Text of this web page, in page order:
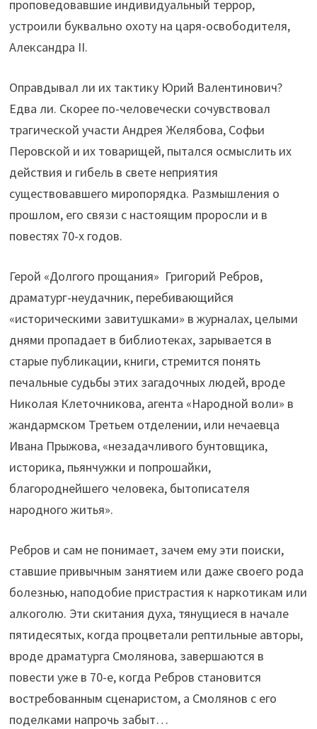
проповедовавшие индивидуальный террор,
устроили буквально охоту на царя-освободителя,
Александра II.
Оправдывал ли их тактику Юрий Валентинович?
Едва ли. Скорее по-человечески сочувствовал
трагической участи Андрея Желябова, Софьи
Перовской и их товарищей, пытался осмыслить их
действия и гибель в свете неприятия
существовавшего миропорядка. Размышления о
прошлом, его связи с настоящим проросли и в
повестях 70-х годов.
Герой «Долгого прощания» Григорий Ребров,
драматург-неудачник, перебивающийся
«историческими завитушками» в журналах, целыми
днями пропадает в библиотеках, зарывается в
старые публикации, книги, стремится понять
печальные судьбы этих загадочных людей, вроде
Николая Клеточникова, агента «Народной воли» в
жандармском Третьем отделении, или нечаевца
Ивана Прыжова, «незадачливого бунтовщика,
историка, пьянчужки и попрошайки,
благороднейшего человека, бытописателя
народного житья».
Ребров и сам не понимает, зачем ему эти поиски,
ставшие привычным занятием или даже своего рода
болезнью, наподобие пристрастия к наркотикам или
алкоголю. Эти скитания духа, тянущиеся в начале
пятидесятых, когда процветали рептильные авторы,
вроде драматурга Смолянова, завершаются в
повести уже в 70-е, когда Ребров становится
востребованным сценаристом, а Смолянов с его
поделками напрочь забыт…